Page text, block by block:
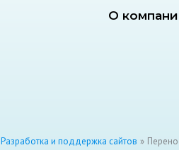
О
Разработка и поддержка сайтов